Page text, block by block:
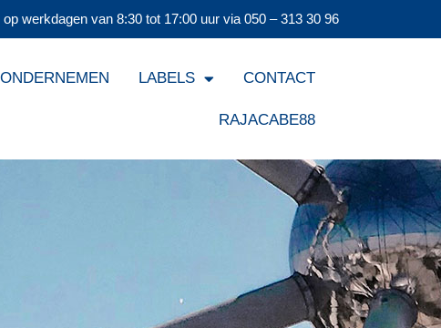
werkdagen van 8:30 tot 17:00 uur via 050 – 313 30 96
LABELS CONTACT
RAJACABE88